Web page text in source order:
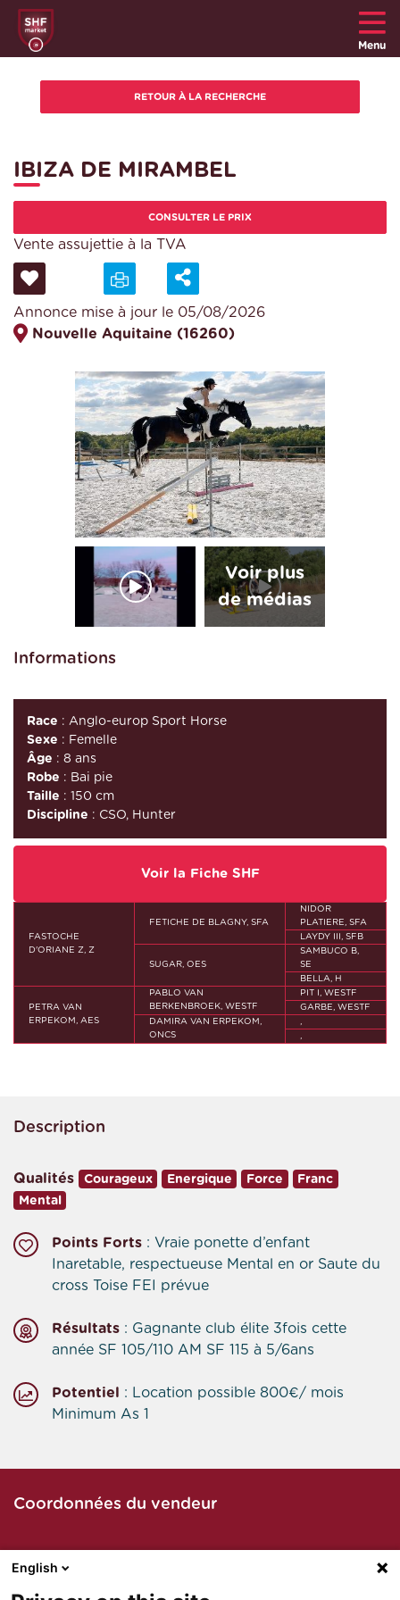
Menu
IBIZA DE MIRAMBEL
CONSULTER LE PRIX
Vente assujettie à la TVA
Annonce mise à jour le 05/08/2026
Nouvelle Aquitaine (16260)
Informations
Race : Anglo-europ Sport Horse
Sexe : Femelle
Âge : 8 ans
Robe : Bai pie
Taille : 150 cm
Discipline : CSO, Hunter
Voir la Fiche SHF
FASTOCHE
D'ORIANE Z, Z
FETICHE DE BLAGNY, SFA
NIDOR
PLATIERE, SFA
LAYDY III, SFB
SUGAR, OES
SAMBUCO B,
SE
BELLA, H
PETRA VAN
ERPEKOM, AES
PABLO VAN
BERKENBROEK, WESTF
PIT I, WESTF
GARBE, WESTF
DAMIRA VAN ERPEKOM,
ONCS
Description
Qualités Courageux Energique Force
Franc
Mental
Points Forts : Vraie ponette d’enfant
Inaretable, respectueuse Mental en or Saute du
cross Toise FEI prévue
Résultats : Gagnante club élite 3fois cette
année SF 105/110 AM SF 115 à 5/6ans
Potentiel
: Location possible 800€/ mois
Minimum As 1
Coordonnées du vendeur
English